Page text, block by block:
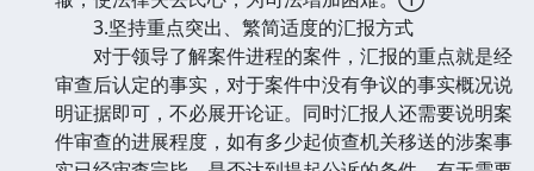
3.坚持重点突出、繁简适度的汇报方式
对于领导了解案件进程的案件，汇报的重点就是经
审查后认定的事实，对于案件中没有争议的事实概况说
明证据即可，不必展开论证。同时汇报人还需要说明案
件审查的进展程度，如有多少起侦查机关移送的涉案事